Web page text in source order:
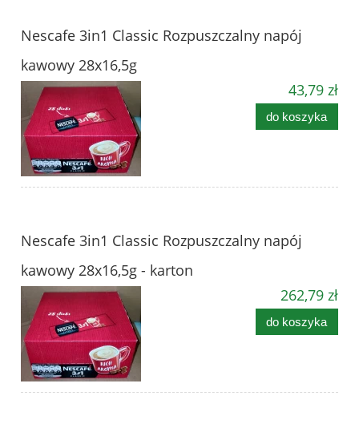
Nescafe 3in1 Classic Rozpuszczalny napój
kawowy 28x16,5g
43,79 zł
do koszyka
Nescafe 3in1 Classic Rozpuszczalny napój
kawowy 28x16,5g - karton
262,79 zł
do koszyka